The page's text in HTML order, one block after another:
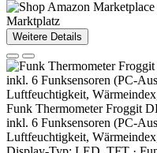
Marktplatz
Weitere Details
Funk Thermometer Froggit
inkl. 6 Funksensoren (PC-
Luftfeuchtigkeit,